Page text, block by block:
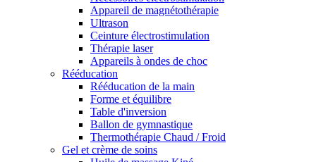
Appareil de magnétothérapie
Ultrason
Ceinture électrostimulation
Thérapie laser
Appareils à ondes de choc
Rééducation
Rééducation de la main
Forme et équilibre
Table d'inversion
Ballon de gymnastique
Thermothérapie Chaud / Froid
Gel et crème de soins